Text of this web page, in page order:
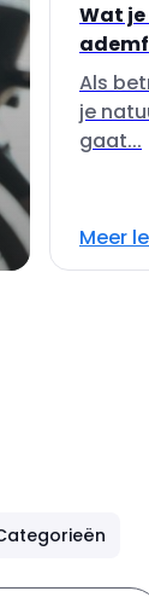
Wat
Als
je
gaat...
Meer